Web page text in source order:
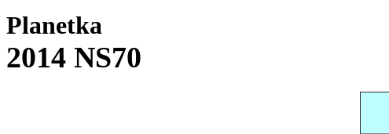
Planetka
2014 NS70